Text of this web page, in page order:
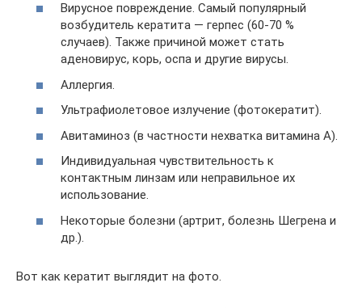
Вирусное повреждение. Самый популярный
возбудитель кератита — герпес (60-70 %
случаев). Также причиной может стать
аденовирус, корь, оспа и другие вирусы.
Аллергия.
Ультрафиолетовое излучение (фотокератит).
Авитаминоз (в частности нехватка витамина А).
Индивидуальная чувствительность к
контактным линзам или неправильное их
использование.
Некоторые болезни (артрит, болезнь Шегрена и
др.).
Вот как кератит выглядит на фото.